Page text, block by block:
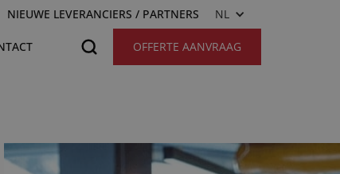
NIEUWE LEVERANCIERS / PARTNERS NL
OFFERTE AANVRAAG